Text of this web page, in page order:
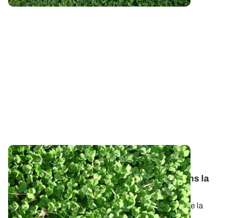
Techniques de semis - Quand et comment
insérer des couverts de légumineuses dans la
rotation ?
Afin de réduire les apports d’azote sur les cultures de la